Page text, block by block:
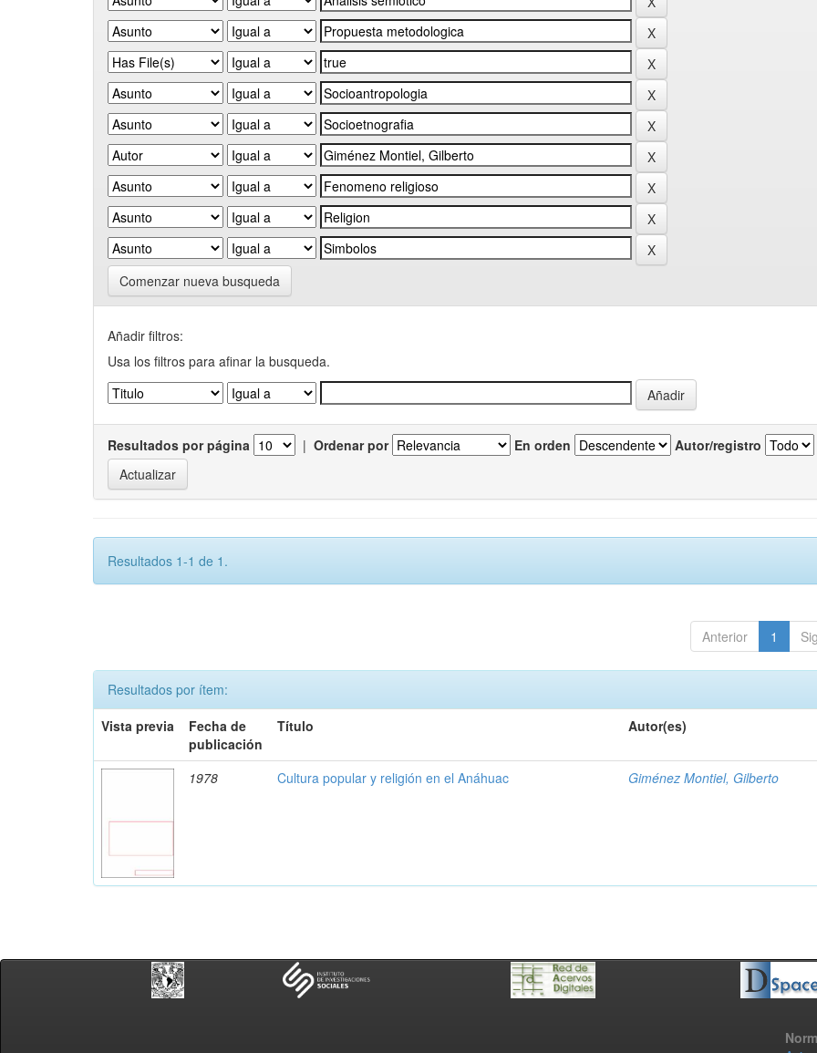
Comenzar nueva busqueda
Añadir filtros:
Usa los filtros para afinar la busqueda.
Resultados por página | Ordenar por En orden Autor/registro
Resultados 1-1 de 1.
Anterior 1
Resultados por ítem:
Vista previa
Fecha de
publicación
Título Autor(es)
1978 Cultura popular y religión en el Anáhuac Giménez Montiel, Gilberto